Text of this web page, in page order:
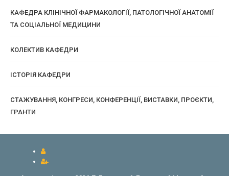
КАФЕДРА КЛІНІЧНОЇ ФАРМАКОЛОГІЇ, ПАТОЛОГІЧНОЇ АНАТОМІЇ
ТА СОЦІАЛЬНОЇ МЕДИЦИНИ
КОЛЕКТИВ КАФЕДРИ
ІСТОРІЯ КАФЕДРИ
СТАЖУВАННЯ, КОНГРЕСИ, КОНФЕРЕНЦІЇ, ВИСТАВКИ, ПРОЄКТИ,
ГРАНТИ